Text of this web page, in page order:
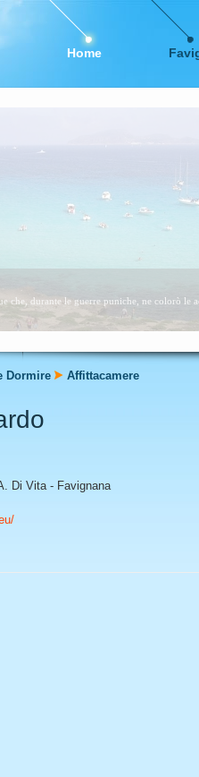
Home
calette sabbiose. Consigliata a
Dormire Affittacamere
Di Vita - Favignana